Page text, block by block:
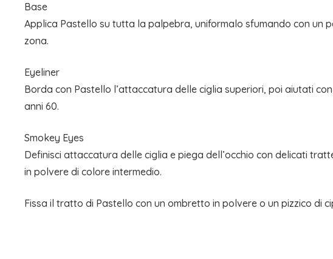
Base
Applica Pastello su tutta la palpebra, uniformalo sfumando con un
zona.
Eyeliner
Borda con Pastello l’attaccatura delle ciglia superiori, poi aiutati
anni 60.
Smokey Eyes
Definisci attaccatura delle ciglia e piega dell’occhio con delicati
in polvere di colore intermedio.
Fissa il tratto di Pastello con un ombretto in polvere o un pizzico di